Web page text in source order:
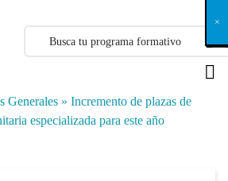
Generales » Incremento de plazas de
especializada para este año
X
×
×
×
×
×
×
×
×
×
×
×
×
×
×
×
×
×
×
×
×
×
×
×
×
×
×
×
×
×
×
×
×
×
×
×
×
×
×
×
×
×
×
×
×
×
×
×
×
×
×
×
×
×
×
×
×
×
×
×
×
×
×
×
×
×
×
×
×
×
×
×
×
×
×
×
×
×
×
×
×
×
×
×
×
×
×
×
×
×
×
×
×
×
×
×
×
×
×
×
×
×
×
×
×
×
×
×
×
×
×
×
×
×
×
×
×
×
×
×
×
×
×
×
×
×
×
×
×
×
×
×
×
×
×
×
×
×
×
×
×
×
×
×
×
×
×
×
×
×
×
×
×
×
×
×
×
×
×
×
×
×
×
×
×
×
×
×
×
×
×
×
×
×
×
×
×
×
×
×
×
×
×
×
×
×
×
×
×
×
×
×
×
×
×
×
×
×
×
×
×
×
×
×
×
×
×
×
×
×
×
×
×
×
×
×
×